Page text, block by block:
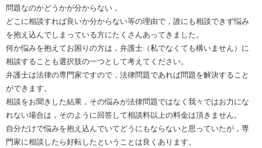
問題なのかどうかが分からない，
どこに相談すれば良いか分からない等の理由で，誰にも相談できず悩み
を抱え込んでしまっている方にたくさんあってきました。
何か悩みを抱えてお困りの方は，弁護士（私でなくても構いません）に
相談することも選択肢の一つとして考えてください。
弁護士は法律の専門家ですので，法律問題であれば問題を解決すること
ができます。
相談をお聞きした結果，その悩みが法律問題ではなく我々ではお力にな
れない場合は，そのように回答して相談料以上の料金は頂きません。
自分だけで悩みを抱え込んでいてどうにもならないと思っていたが，専
門家に相談したら好転したということは良くあります。